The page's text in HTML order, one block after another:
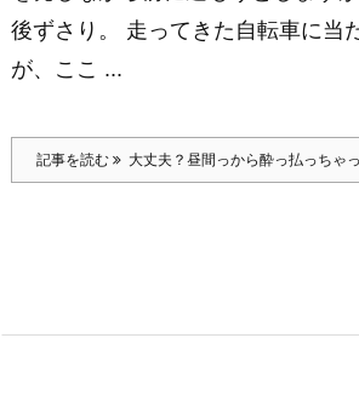
後ずさり。 走ってきた自転車に当
が、ここ ...
記事を読む 大丈夫？昼間っから酔っ払っちゃ